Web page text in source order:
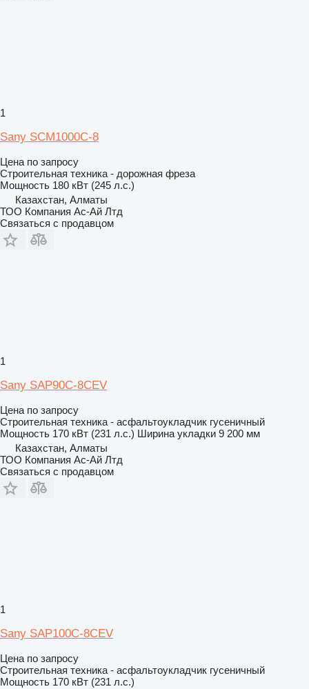
1
Sany SCM1000C-8
Цена по запросу
Строительная техника - дорожная фреза
Мощность 180 кВт (245 л.с.)
Казахстан, Алматы
ТОО Компания Ас-Ай Лтд
Связаться с продавцом
1
Sany SAP90C-8CEV
Цена по запросу
Строительная техника - асфальтоукладчик гусеничный
Мощность 170 кВт (231 л.с.) Ширина укладки 9 200 мм
Казахстан, Алматы
ТОО Компания Ас-Ай Лтд
Связаться с продавцом
1
Sany SAP100C-8CEV
Цена по запросу
Строительная техника - асфальтоукладчик гусеничный
Мощность 170 кВт (231 л.с.)